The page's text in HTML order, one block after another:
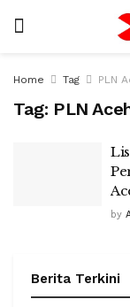
Home Tag PLN
Tag: PLN
by
Berita Terkini